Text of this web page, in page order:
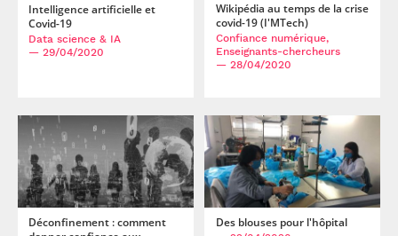
Intelligence artificielle et
Covid-19
Data science & IA
— 29/04/2020
Wikipédia au temps de la crise
covid-19 (I'MTech)
Confiance numérique,
Enseignants-chercheurs
— 28/04/2020
Déconfinement : comment
Des blouses pour l'hôpital